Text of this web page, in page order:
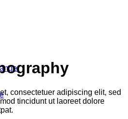
consectetuer adipiscing elit, sed
tincidunt ut laoreet dolore